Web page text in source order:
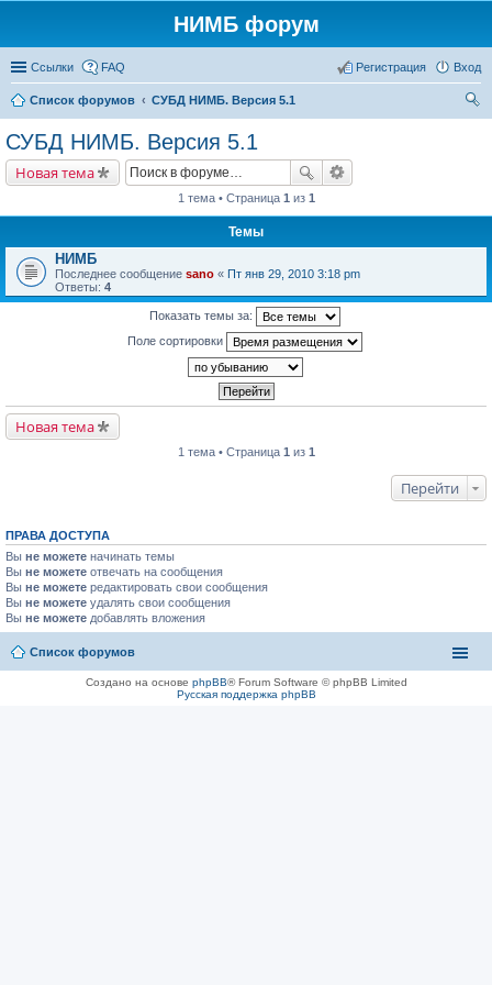
НИМБ форум
Ссылки FAQ Вход
Регистрация
Список форумов
СУБД НИМБ. Версия 5.1
СУБД НИМБ. Версия 5.1
Новая тема
1 тема • Страница 1 из 1
Темы
НИМБ
Последнее сообщение sano « Пт янв 29, 2010 3:18 pm
Ответы: 4
Показать темы за:
Поле сортировки
Новая тема
1 тема • Страница 1 из 1
Перейти
ПРАВА ДОСТУПА
Вы не можете начинать темы
Вы не можете отвечать на сообщения
Вы не можете редактировать свои сообщения
Вы не можете удалять свои сообщения
Вы не можете добавлять вложения
Список форумов
Создано на основе phpBB® Forum Software © phpBB Limited
Русская поддержка phpBB